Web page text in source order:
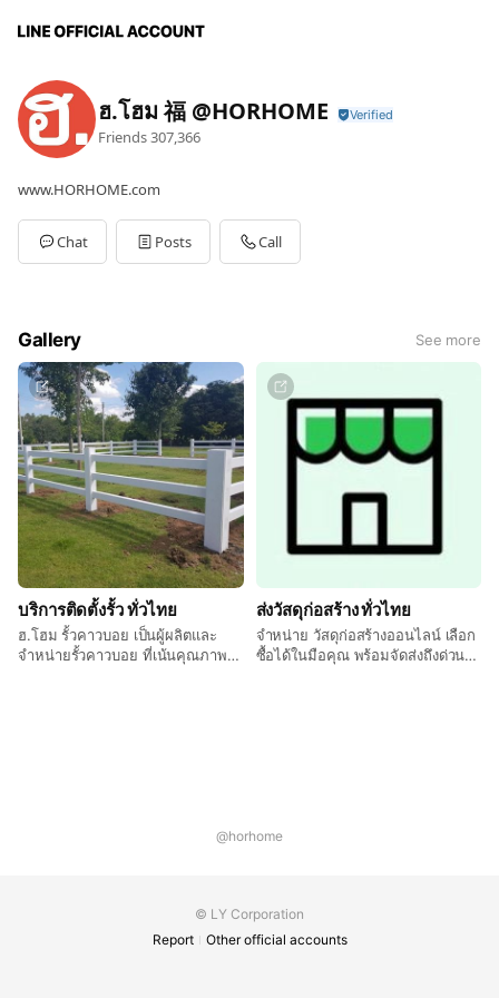
ฮ.โฮม 福 @HORHOME
Friends307,366
www.HORHOME.com
Chat Posts Call
Gallery See more
บริการติดตั้งรั้ว ทั่วไทย
ฮ.โฮม รั้วคาวบอย เป็นผู้ผลิตและ
จำหน่ายรั้วคาวบอย ที่เน้นคุณภาพ
ส่งวัสดุก่อสร้าง ทั่วไทย
จำหน่าย วัสดุก่อสร้างออนไลน์ เลือก
ซื้อได้ในมือคุณ พร้อมจัดส่งถึงด่วน
@horhome
© LY Corporation
Report
Other official accounts